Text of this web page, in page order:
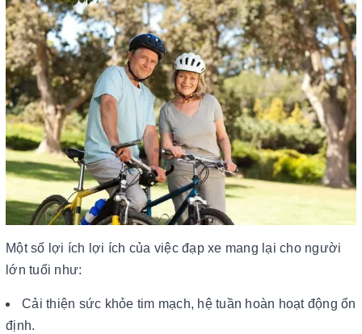
Một số lợi ích lợi ích của việc đạp xe mang lại cho người
lớn tuổi như:
Cải thiện sức khỏe tim mạch, hệ tuần hoàn hoạt động ổn
định.